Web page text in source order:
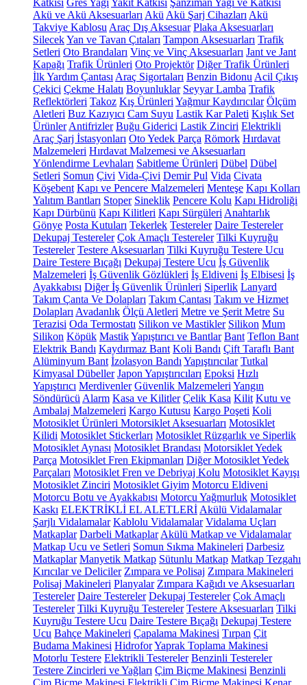
Katkısı Gres Yağı Yakıt Katkısı Şanzıman Yağı ve Katkısı
Akü ve Akü Aksesuarları Akü Akü Şarj Cihazları Akü
Takviye Kablosu Araç Dış Aksesuar Plaka Aksesuarları
SilecekYan ve Tavan Çıtaları Tampon Aksesuarları Trafik
Setleri Oto Brandaları Vinç ve Vinç Aksesuarları Jant ve Jant
Kapağı Trafik Ürünleri Oto Projektör Diğer Trafik Ürünleri
İlk Yardım Çantası Araç Sigortaları Benzin Bidonu Acil Çıkış
Çekici Çekme Halatı Boyunluklar Seyyar Lamba Trafik
Reflektörleri Takoz Kış Ürünleri Yağmur Kaydırıcılar Ölçüm
Aletleri Buz Kazıyıcı Cam Suyu Lastik Kar Paleti Kışlık Set
Ürünler Antifrizler Buğu Giderici Lastik Zinciri Elektrikli
Araç Şarj İstasyonları Oto Yedek Parça Römork Hırdavat
Malzemeleri Hırdavat Malzemesi ve Aksesuarları
Yönlendirme Levhaları Sabitleme Ürünleri Dübel Dübel
Setleri Somun Çivi Vida-Çivi Demir Pul Vida Civata
Köşebent Kapı ve Pencere Malzemeleri Menteşe Kapı Kolları
Yalıtım Bantları Stoper Sineklik Pencere Kolu Kapı Hidroliği
Kapı Dürbünü Kapı Kilitleri Kapı Sürgüleri Anahtarlık
Gönye Posta Kutuları Tekerlek Testereler Daire Testereler
Dekupaj Testereler Çok Amaçlı Testereler Tilki Kuyruğu
Testereler Testere Aksesuarları Tilki Kuyruğu Testere Ucu
Daire Testere Bıçağı Dekupaj Testere Ucu İş Güvenlik
Malzemeleri İş Güvenlik Gözlükleri İş Eldiveni İş Elbisesi İş
Ayakkabısı Diğer İş Güvenlik Ürünleri Siperlik Lanyard
Takım Çanta Ve Dolapları Takım Çantası Takım ve Hizmet
Dolapları Avadanlık Ölçü Aletleri Metre ve Şerit Metre Su
Terazisi Oda Termostatı Silikon ve Mastikler Silikon Mum
Silikon Köpük MastikYapıştırıcı ve Bantlar Bant Teflon Bant
Elektrik Bandı Kaydırmaz Bant Koli Bandı Çift Taraflı Bant
Alüminyum Bant İzolasyon Bandı Yapıştırıcılar Tutkal
Kimyasal Dübeller Japon Yapıştırıcıları Epoksi Hızlı
Yapıştırıcı Merdivenler Güvenlik Malzemeleri Yangın
Söndürücü Alarm Kasa ve Kilitler Çelik Kasa Kilit Kutu ve
Ambalaj Malzemeleri Kargo Kutusu Kargo Poşeti Koli
Motosiklet Ürünleri Motorsiklet Aksesuarları Motosiklet
Kilidi Motosiklet Stickerları Motosiklet Rüzgarlık ve Siperlik
Motosiklet Aynası Motosiklet Brandası Motorsiklet Yedek
Parça Motosiklet Fren Ekipmanları Diğer Motosiklet Yedek
Parçaları Motosiklet Fren ve Debriyaj Kolu Motosiklet Kayışı
Motosiklet Zinciri Motosiklet Giyim Motorcu Eldiveni
Motorcu Botu ve Ayakkabısı Motorcu Yağmurluk Motosiklet
Kaskı ELEKTRİKLİ EL ALETLERİ Akülü Vidalamalar
Şarjlı Vidalamalar Kablolu Vidalamalar Vidalama Uçları
Matkaplar Darbeli Matkaplar Akülü Matkap ve Vidalamalar
Matkap Ucu ve Setleri Somun Sıkma Makineleri Darbesiz
Matkaplar Manyetik Matkap Sütunlu Matkap Matkap Tezgahı
Kırıcılar ve Deliciler Zımpara ve Polisaj Zımpara Makineleri
Polisaj Makineleri Planyalar Zımpara Kağıdı ve Aksesuarları
Testereler Daire Testereler Dekupaj Testereler Çok Amaçlı
Testereler Tilki Kuyruğu Testereler Testere Aksesuarları Tilki
Kuyruğu Testere Ucu Daire Testere Bıçağı Dekupaj Testere
Ucu Bahçe Makineleri Çapalama Makinesi Tırpan Çit
Budama Makinesi HidroforYaprak Toplama Makinesi
Motorlu Testere Elektrikli Testereler Benzinli Testereler
Testere Zincirleri ve Yağları Çim Biçme Makinesi Benzinli
Çim Biçme Makinesi Elektrikli Çim Biçme Makinesi Kenar